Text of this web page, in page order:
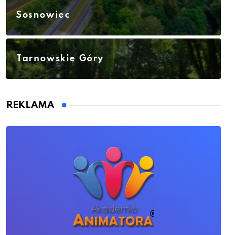
Sosnowiec
Tarnowskie Góry
REKLAMA